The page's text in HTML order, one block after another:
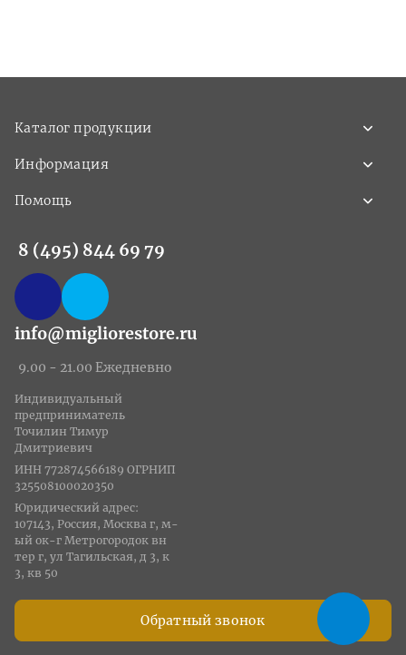
Каталог продукции
Информация
Помощь
8 (495) 844 69 79
info@migliorestore.ru
9.00 - 21.00 Ежедневно
Обратный звонок
Индивидуальный
предприниматель
Точилин Тимур
Дмитриевич
ИНН 772874566189 ОГРНИП
325508100020350
Юридический адрес:
107143, Россия, Москва г, м-
ый ок-г Метрогородок вн
тер г, ул Тагильская, д 3, к
3, кв 50